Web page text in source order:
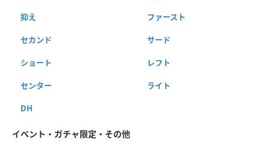
抑え ファースト
セカンド サード
ショート レフト
センター ライト
DH
イベント・ガチャ限定・その他